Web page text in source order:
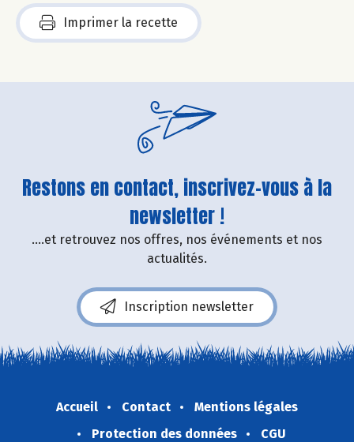
Imprimer la recette
Restons en contact, inscrivez-vous à la
newsletter !
....et retrouvez nos offres, nos événements et nos
actualités.
Inscription newsletter
Accueil Contact
Mentions légales
Protection des données
CGU